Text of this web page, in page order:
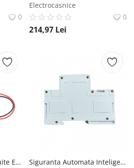
0
Electrocasnice
0
214,97 Lei
Tester Profesional Circuite Electrice Techstar® P100, Diagnostic, 12/24V, Verificare Rezistenta, Masa, Voltaj, Servieta Techstar
Siguranta Automata Inteligenta Techstar® WiFi, Monitorizare Consum, Tuya/Smartlife, 1P Pol, 1P+N, Monofazat, 40A, Compatibila Google Home si Alexa Techstar